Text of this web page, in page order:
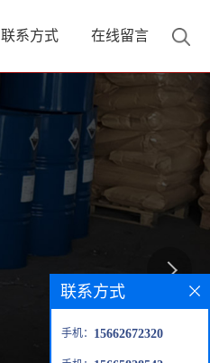
联系方式 在线留言
联系方式
手机： 15662672320